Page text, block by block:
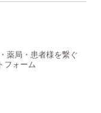
薬局・患者様を繋ぐ
フォーム